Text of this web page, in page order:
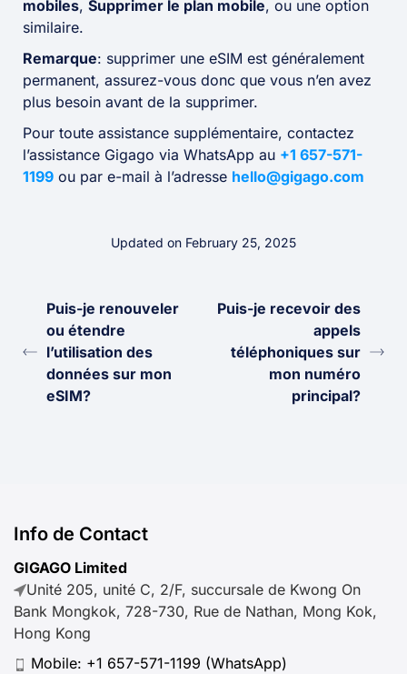
mobiles, Supprimer le plan mobile, ou une option
similaire.
Remarque: supprimer une eSIM est généralement
permanent, assurez-vous donc que vous n’en avez
plus besoin avant de la supprimer.
Pour toute assistance supplémentaire, contactez
l’assistance Gigago via WhatsApp au +1 657-571-
1199 ou par e-mail à l’adresse hello@gigago.com
Updated on February 25, 2025
Puis-je renouveler
ou étendre
l’utilisation des
données sur mon
eSIM?
Puis-je recevoir des
appels
téléphoniques sur
mon numéro
principal?
Info de Contact
GIGAGO Limited
Unité 205, unité C, 2/F, succursale de Kwong On
Bank Mongkok, 728-730, Rue de Nathan, Mong Kok,
Hong Kong
Mobile: +1 657-571-1199 (WhatsApp)